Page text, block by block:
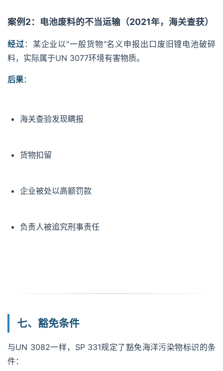
案例2：电池废料的不当运输（2021年，海关查获）
经过 ：某企业以"一般货物"名义申报出口废旧锂电池破碎
料，实际属于UN 3077环境有害物质。
后果：
海关查验发现瞒报
货物扣留
企业被处以高额罚款
负责人被追究刑事责任
七、豁免条件
与UN 3082一样，SP 331规定了豁免海洋污染物标识的条
件：